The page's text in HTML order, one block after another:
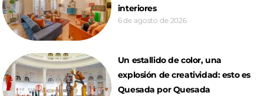
interiores
6 de agosto de 2026
Un estallido de color, una
explosión de creatividad: esto es
Quesada por Quesada